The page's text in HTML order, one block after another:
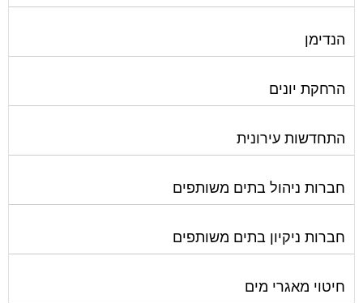
הנדימן
הרחקת יונים
התחדשות עירונית
חברות ניהול בתים משותפים
חברות ניקיון בתים משותפים
חיטוי מאגרי מים